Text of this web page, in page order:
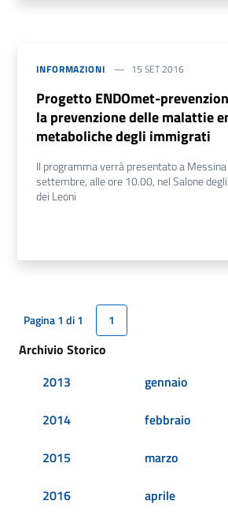
INFORMAZIONI 15 SET 2016
Progetto ENDOmet-
la prevenzione delle malattie
metaboliche degli immigrati
Il programma verrà presentato a
settembre, alle ore 10.00, nel Salone
dei Leoni
Pagina 1 di 1 1
Archivio Storico
2013
2014
2015
2016
gennaio
febbraio
marzo
aprile